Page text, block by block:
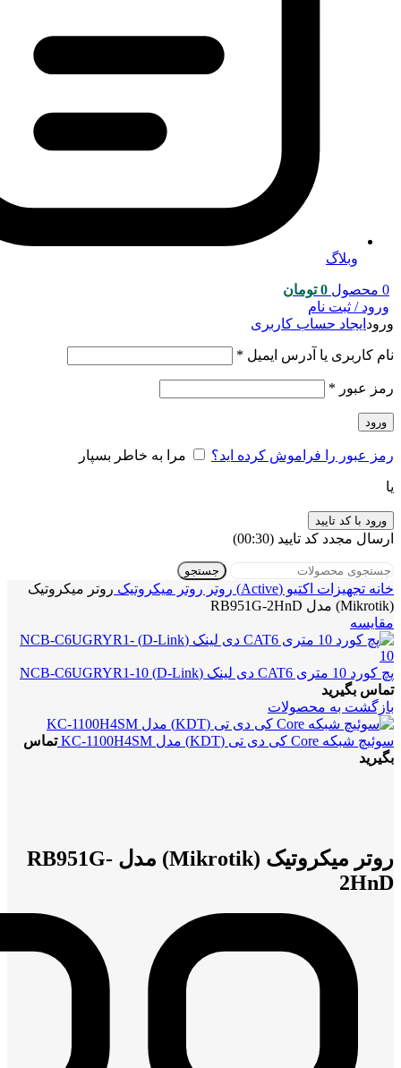
وبلاگ
0 محصول 0 تومان
ورود / ثبت نام
ورود ایجاد حساب کاربری
نام کاربری یا آدرس ایمیل *
رمز عبور *
ورود
رمز عبور را فراموش کرده اید؟ مرا به خاطر بسپار
یا
ورود با کد تایید
ارسال مجدد کد تایید (00:
30
)
جستجو
خانه تجهیزات اکتیو (Active) روتر روتر میکروتیک روتر میکروتیک
(Mikrotik) مدل RB951G-2HnD
مقایسه
پچ کورد 10 متری CAT6 دی لینک (D-Link) NCB-C6UGRYR1-10
تماس بگیرید
بازگشت به محصولات
سوئیچ شبکه Core کی دی تی (KDT) مدل KC-1100H4SM
تماس
بگیرید
روتر میکروتیک (Mikrotik) مدل RB951G-
2HnD